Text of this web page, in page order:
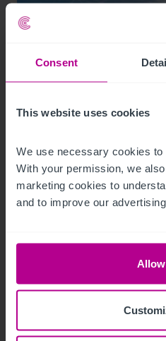
Consent
This website uses cookies
We use necessary cookies
With your permission, we
marketing cookies to
and to improve our
9/12/2023
für das Mainfranken
Pressemitteilungen Hotels
Investitionen und Entwicklung